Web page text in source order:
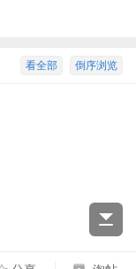
倒序浏览
看全部